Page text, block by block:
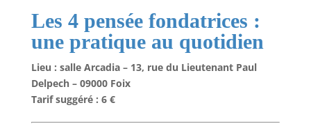
Les 4 pensée fondatrices :
une pratique au quotidien
Lieu : salle Arcadia – 13, rue du Lieutenant Paul
Delpech – 09000 Foix
Tarif suggéré : 6 €